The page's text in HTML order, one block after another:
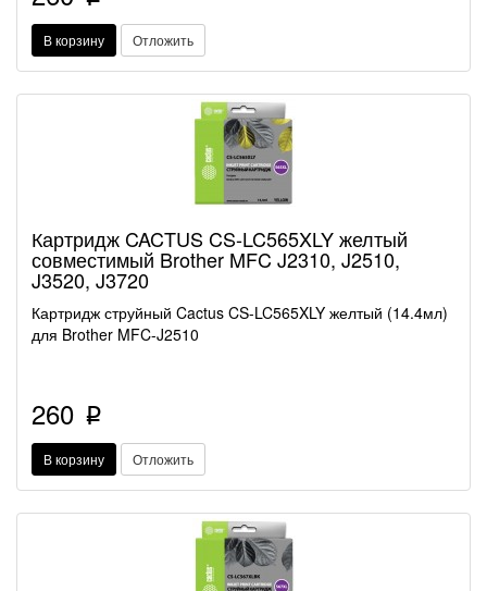
В корзину Отложить
Картридж CACTUS CS-LC565XLY желтый
совместимый Brother MFC J2310, J2510,
J3520, J3720
Картридж струйный Cactus CS-LC565XLY желтый (14.4мл)
для Brother MFC-J2510
260 p
В корзину Отложить